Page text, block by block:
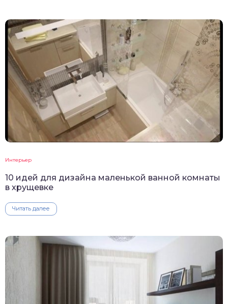
Интерьер
10 идей для дизайна маленькой ванной комнаты
в хрущевке
Читать далее